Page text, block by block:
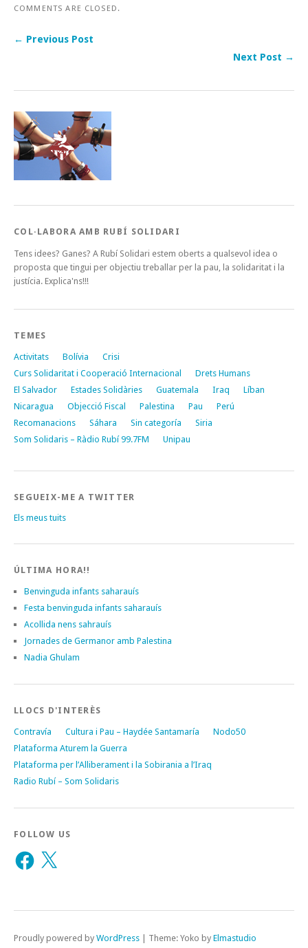
COMMENTS ARE CLOSED.
← Previous Post
Next Post →
COL·LABORA AMB RUBÍ SOLIDARI
Tens idees? Ganes? A Rubí Solidari estem oberts a qualsevol idea o
proposta que tingui per objectiu treballar per la pau, la solidaritat i la
justícia. Explica'ns!!!
TEMES
Activitats Bolívia
Crisi
Curs Solidaritat i Cooperació Internacional
Drets Humans
El Salvador
Estades Solidàries Guatemala Iraq
Líban
Nicaragua
Objecció Fiscal Palestina Pau
Perú
Recomanacions
Sáhara Sin categoría
Siria
Som Solidaris – Ràdio Rubí 99.7FM
Unipau
SEGUEIX-ME A TWITTER
Els meus tuits
ÚLTIMA HORA!!
Benvinguda infants saharauís
Festa benvinguda infants saharauís
Acollida nens sahrauís
Jornades de Germanor amb Palestina
Nadia Ghulam
LLOCS D'INTERÈS
Contravía Cultura i Pau – Haydée Santamaría
Nodo50
Plataforma Aturem la Guerra
Plataforma per l’Alliberament i la Sobirania a l’Iraq
Radio Rubí – Som Solidaris
FOLLOW US
Facebook
X
Proudly powered by WordPress Theme: Yoko by Elmastudio